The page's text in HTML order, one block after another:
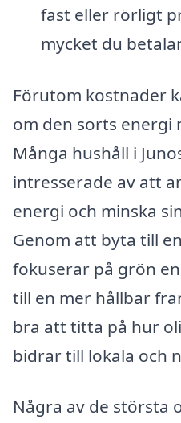
fast eller rörligt
mycket du
Förutom kostnader
om den sorts energi
Många hushåll i
intresserade av att
energi och minska
Genom att byta till
fokuserar på grön
till en mer hållbar
bra att titta på hur
bidrar till lokala och
Några av de största